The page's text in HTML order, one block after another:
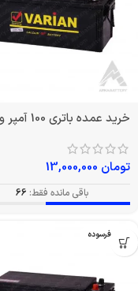
خرید عمده باتری 100 آمپر واریان
تومان
باقی مانده فقط: 66
بدون فرسوده